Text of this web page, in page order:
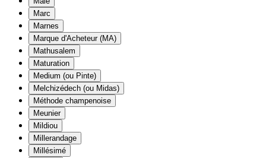
Marc
Marnes
Marque d'Acheteur (MA)
Mathusalem
Maturation
Medium (ou Pinte)
Melchizédech (ou Midas)
Méthode champenoise
Meunier
Mildiou
Millerandage
Millésimé